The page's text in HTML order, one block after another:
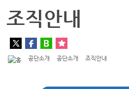
조직안내
공단소개 공단소개 조직안내